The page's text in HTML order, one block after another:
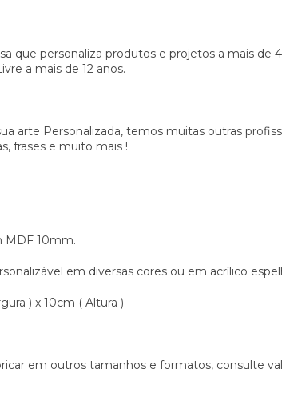
que personaliza produtos e projetos a mais de
a mais de 12 anos.
arte Personalizada, temos muitas outras
frases e muito mais !
MDF 10mm.
em diversas cores ou em acrílico
) x 10cm ( Altura )
em outros tamanhos e formatos, consulte